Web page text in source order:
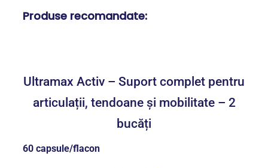
Produse recomandate:
Ultramax Activ – Suport complet pentru
articulații, tendoane și mobilitate – 2
bucăți
60 capsule/flacon